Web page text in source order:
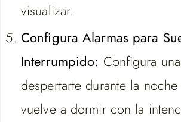
visualizar.
Configura Alarmas para
Interrumpido: Configura
despertarte durante la
vuelve a dormir con la